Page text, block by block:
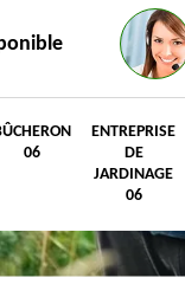
06
ENTREPRISE
DE
JARDINAGE
06